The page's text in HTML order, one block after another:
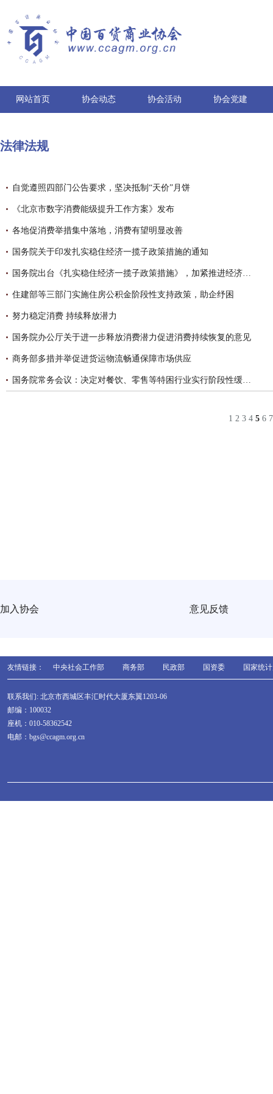
网站首页 协会动态 协会活动 协会党建
法律法规
自觉遵照四部门公告要求，坚决抵制“天价”月饼
《北京市数字消费能级提升工作方案》发布
各地促消费举措集中落地，消费有望明显改善
国务院关于印发扎实稳住经济一揽子政策措施的通知
国务院出台《扎实稳住经济一揽子政策措施》，加紧推进经济恢复
住建部等三部门实施住房公积金阶段性支持政策，助企纾困
努力稳定消费 持续释放潜力
国务院办公厅关于进一步释放消费潜力促进消费持续恢复的意见
商务部多措并举促进货运物流畅通保障市场供应
国务院常务会议：决定对餐饮、零售等特困行业实行阶段性缓缴养老保险费政策
1 2 3 4 5 6 7
加入协会 意见反馈
友情链接： 中央社会工作部 商务部 民政部 国资委 国家统
联系我们: 北京市西城区丰汇时代大厦东翼1203-06
邮编：100032
座机：010-58362542
电邮：bgs@ccagm.org.cn